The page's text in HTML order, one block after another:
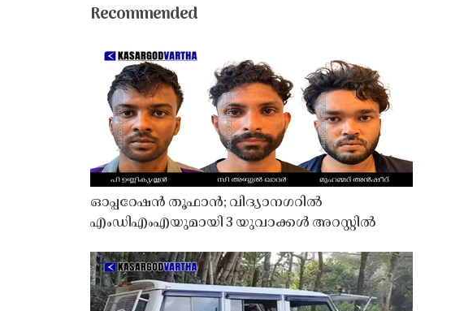
Recommended
ഓപ്പറേഷൻ തൂഫാൻ; വിദ്യാനഗറിൽ
എംഡിഎംഎയുമായി 3 യുവാക്കൾ അറസ്റ്റിൽ